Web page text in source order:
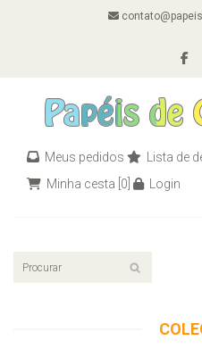
Meus pedidos Lista de
Minha cesta [0] Login